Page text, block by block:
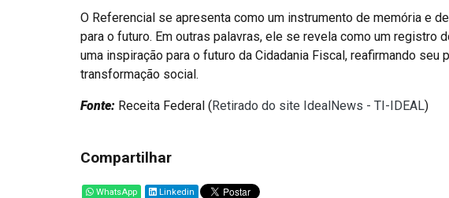
O Referencial se apresenta como um instrumento de memória e
para o futuro. Em outras palavras, ele se revela como um registro
uma inspiração para o futuro da Cidadania Fiscal, reafirmando seu
transformação social.
Fonte: Receita Federal (Retirado do site IdealNews - TI-IDEAL)
Compartilhar
WhatsApp Linkedin